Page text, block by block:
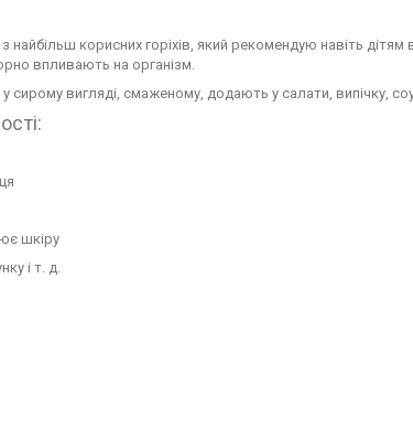
найбільш корисних горіхів, який рекомендую навіть дітям
впливають на організм.
сирому вигляді, смаженому, додають у салати, випічку,
шкіру
і т. д.